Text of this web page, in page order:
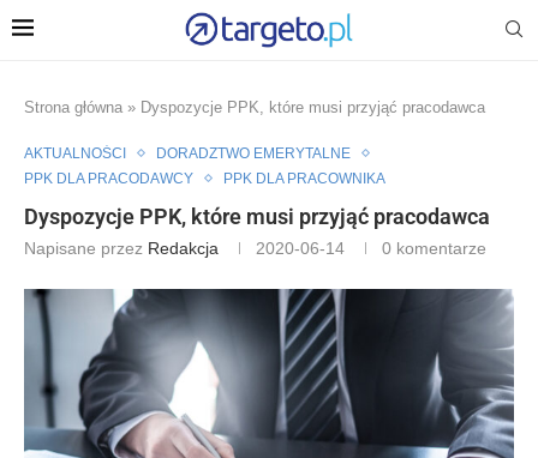
Strona główna » Dyspozycje PPK, które musi przyjąć pracodawca
AKTUALNOŚCI
DORADZTWO EMERYTALNE
PPK DLA PRACODAWCY
PPK DLA PRACOWNIKA
Dyspozycje PPK, które musi przyjąć pracodawca
Napisane przez Redakcja 2020-06-14 0 komentarze